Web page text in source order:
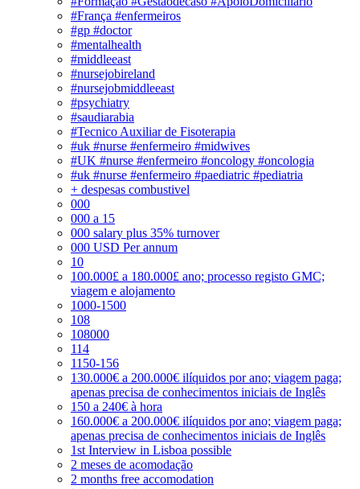
#França #enfermeiros
#gp #doctor
#mentalhealth
#middleeast
#nursejobireland
#nursejobmiddleeast
#psychiatry
#saudiarabia
#Tecnico Auxiliar de Fisoterapia
#uk #nurse #enfermeiro #midwives
#UK #nurse #enfermeiro #oncology #oncologia
#uk #nurse #enfermeiro #paediatric #pediatria
+ despesas combustivel
000
000 a 15
000 salary plus 35% turnover
000 USD Per annum
10
100.000£ a 180.000£ ano; processo registo GMC;
viagem e alojamento
1000-1500
108
108000
114
1150-156
130.000€ a 200.000€ ilíquidos por ano; viagem paga;
apenas precisa de conhecimentos iniciais de Inglês
150 a 240€ à hora
160.000€ a 200.000€ ilíquidos por ano; viagem paga;
apenas precisa de conhecimentos iniciais de Inglês
1st Interview in Lisboa possible
2 meses de acomodação
2 months free accomodation